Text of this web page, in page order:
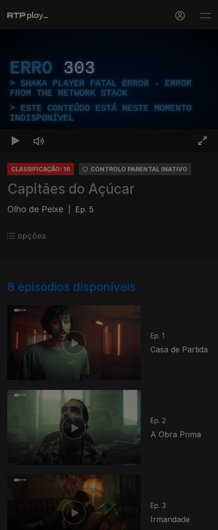
ERRO 303
SHAKA PLAYER FATAL ERROR - ERROR
FROM THE NETWORK STACK
ESTE CONTEÚDO ESTÁ NESTE MOMENTO
INDISPONÍVEL
CLASSIFICAÇÃO: 16 CONTROLO PARENTAL INATIVO
Capitães do Açúcar
Olho de Peixe Ep. 5
opções
8 episódios disponíveis
Ep. 1
Casa de Partida
Ep. 2
A Obra Prima
Ep. 3
Irmandade